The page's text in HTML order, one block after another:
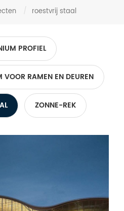
/ roestvrij staal
PROFIEL
RAMEN EN DEUREN
ZONNE-REK